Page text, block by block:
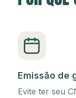
Emissão de
Evite ter seu